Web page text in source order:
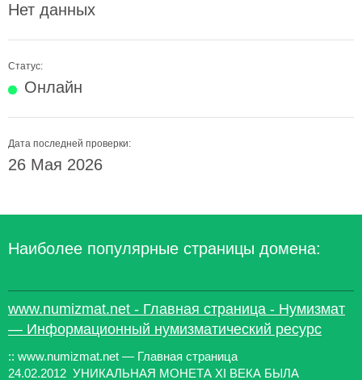
Нет данных
Статус:
Онлайн
Дата последней проверки:
26 Мая 2026
Наиболее популярные страницы домена:
www.numizmat.net - Главная страница - Нумизмат
— Информационный нумизматический ресурс
:: www.numizmat.net — Главная страница
24.02.2012 УНИКАЛЬНАЯ МОНЕТА XI ВЕКА БЫЛА